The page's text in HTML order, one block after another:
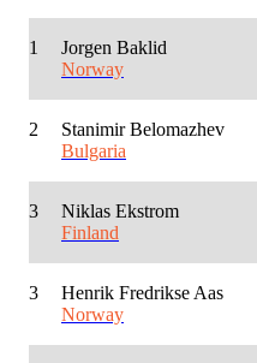
1
Jorgen Baklid
Norway
2
Stanimir Belomazhev
Bulgaria
3
Niklas Ekstrom
Finland
3
Henrik Fredrikse Aas
Norway